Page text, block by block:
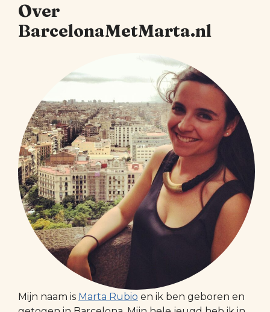
Over
BarcelonaMetMarta.nl
Mijn naam is Marta Rubio en ik ben geboren en